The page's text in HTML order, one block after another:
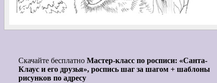
Скачайте бесплатно Мастер-класс по росписи: «Санта-
Клаус и его друзья», роспись шаг за шагом + шаблоны
рисунков по адресу